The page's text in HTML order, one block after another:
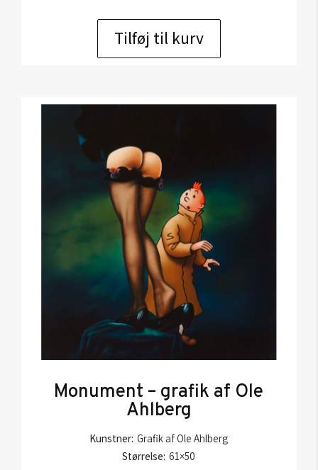
Tilføj til kurv
Monument – grafik af Ole
Ahlberg
Kunstner: Grafik af Ole Ahlberg
Størrelse: 61×50